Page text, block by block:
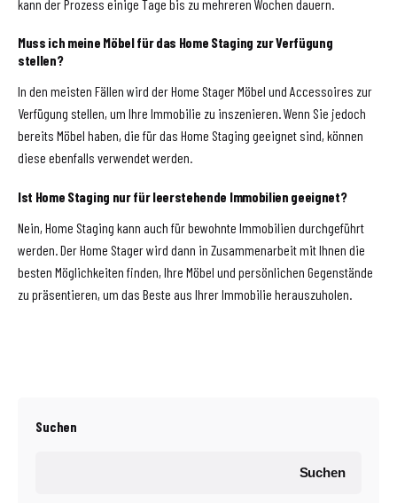
kann der Prozess einige Tage bis zu mehreren Wochen dauern.
Muss ich meine Möbel für das Home Staging zur Verfügung
stellen?
In den meisten Fällen wird der Home Stager Möbel und Accessoires zur
Verfügung stellen, um Ihre Immobilie zu inszenieren. Wenn Sie jedoch
bereits Möbel haben, die für das Home Staging geeignet sind, können
diese ebenfalls verwendet werden.
Ist Home Staging nur für leerstehende Immobilien geeignet?
Nein, Home Staging kann auch für bewohnte Immobilien durchgeführt
werden. Der Home Stager wird dann in Zusammenarbeit mit Ihnen die
besten Möglichkeiten finden, Ihre Möbel und persönlichen Gegenstände
zu präsentieren, um das Beste aus Ihrer Immobilie herauszuholen.
Suchen
Suchen